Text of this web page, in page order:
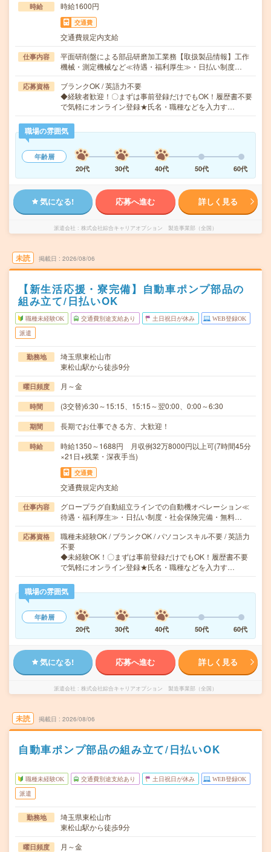
時給 時給1600円
交通費
交通費規定内支給
仕事内容
平面研削盤による部品研磨加工業務【取扱製品情報】工作
機械・測定機械など≪待遇・福利厚生≫・日払い制度…
応募資格
ブランクOK / 英語力不要
◆経験者歓迎！〇まずは事前登録だけでもOK！履歴書不要
で気軽にオンライン登録★氏名・職種などを入力す…
職場の雰囲気
年齢層
20代
30代 40代 50代 60代
気になる! 応募へ進む 詳しく見る
派遣会社 株式会社綜合キャリアオプション 製造事業部（全国）
未読 掲載日 2026/08/06
【新生活応援・寮完備】自動車ポンプ部品の
組み立て/日払いOK
職種未経験OK 交通費別途支給あり 土日祝日が休み WEB登録OK
派遣
勤務地
埼玉県東松山市
東松山駅から徒歩9分
曜日頻度 月～金
時間 (3交替)6:30～15:15、15:15～翌0:00、0:00～6:30
期間 長期でお仕事できる方、大歓迎！
時給
時給1350～1688円 月収例32万8000円以上可(7時間45分
×21日+残業・深夜手当)
交通費
交通費規定内支給
仕事内容
グロープラグ自動組立ラインでの自動機オペレーション≪
待遇・福利厚生≫・日払い制度・社会保険完備・無料…
応募資格
職種未経験OK / ブランクOK / パソコンスキル不要 / 英語力
不要
◆未経験OK！〇まずは事前登録だけでもOK！履歴書不要
で気軽にオンライン登録★氏名・職種などを入力す…
職場の雰囲気
年齢層
20代
30代 40代 50代 60代
気になる! 応募へ進む 詳しく見る
派遣会社 株式会社綜合キャリアオプション 製造事業部（全国）
未読 掲載日 2026/08/06
自動車ポンプ部品の組み立て/日払いOK
職種未経験OK 交通費別途支給あり 土日祝日が休み WEB登録OK
派遣
勤務地
埼玉県東松山市
東松山駅から徒歩9分
曜日頻度 月～金